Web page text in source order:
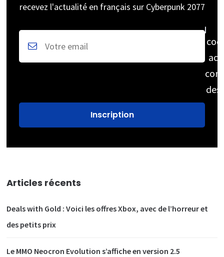
recevez l'actualité en français sur Cyberpunk 2077
des
Articles récents
Deals with Gold : Voici les offres Xbox, avec de l’horreur et
des petits prix
Le MMO Neocron Evolution s’affiche en version 2.5